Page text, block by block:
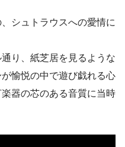
シュトラウスへの愛情に
り、紙芝居を見るような
愉悦の中で遊び戯れる心
器の芯のある音質に当時